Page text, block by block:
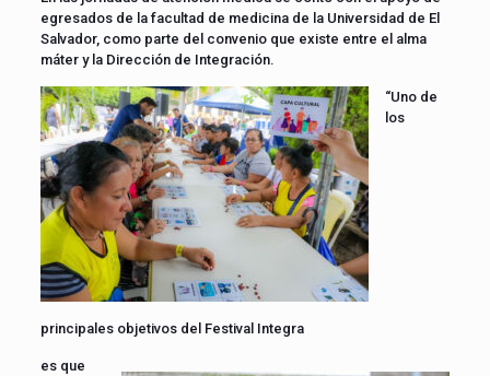
egresados de la facultad de medicina de la Universidad de El
Salvador, como parte del convenio que existe entre el alma
máter y la Dirección de Integración.
“Uno de
los
principales objetivos del Festival Integra
es que